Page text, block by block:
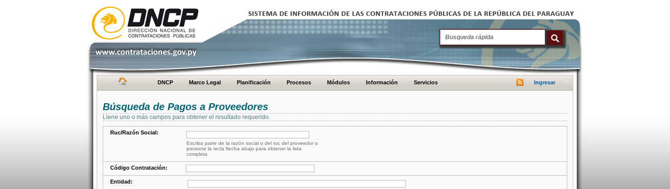
DNCP Marco Legal Planificación Procesos Módulos Información Servicios Ingresar
Búsqueda de Pagos a Proveedores
Llene uno o más campos para obtener el resultado requerido.
Ruc/Razón Social:
Escriba parte de la razón social o del ruc del proveedor o
presione la tecla flecha abajo para obtener la lista
completa
Código Contratación:
Entidad: